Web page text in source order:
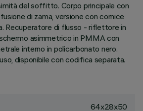
del soffitto. Corpo principale con
di zama, versione con cornice
Recuperatore di flusso - riflettore in
asimmetrico in PMMA con
interno in policarbonato nero.
disponibile con codifica separata.
64x28x50